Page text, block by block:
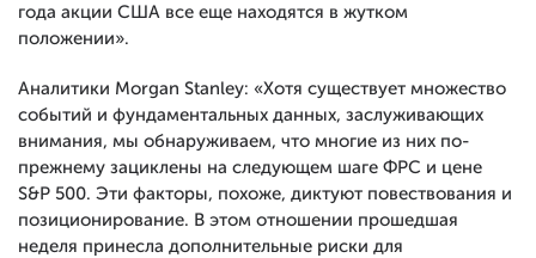
года акции США все еще находятся в жутком
положении».
Аналитики Morgan Stanley: «Хотя существует множество
событий и фундаментальных данных, заслуживающих
внимания, мы обнаруживаем, что многие из них по-
прежнему зациклены на следующем шаге ФРС и цене
S&P 500. Эти факторы, похоже, диктуют повествования и
позиционирование. В этом отношении прошедшая
неделя принесла дополнительные риски для